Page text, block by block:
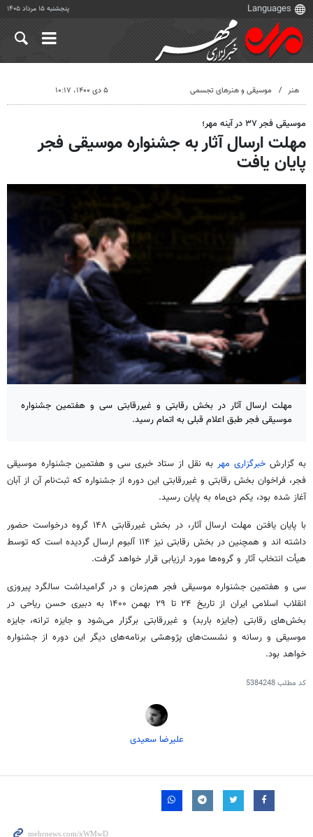
پنجشنبه ۱۵ مرداد ۱۴۰۵
هنر موسیقی و هنرهای تجسمی ۵ دی ۱۴۰۰، ۱۰:۱۷
موسیقی فجر ۳۷ در آینه مهر؛
مهلت ارسال آثار به جشنواره موسیقی فجر
پایان یافت
مهلت ارسال آثار در بخش رقابتی و غیررقابتی سی و هفتمین جشنواره
موسیقی فجر طبق اعلام قبلی به اتمام رسید.
به گزارش خبرگزاری مهر به نقل از ستاد خبری سی و هفتمین جشنواره موسیقی
فجر، فراخوان بخش رقابتی و غیررقابتی این دوره از جشنواره که ثبت‌نام آن از آبان
آغاز شده بود، یکم دی‌ماه به پایان رسید.
با پایان یافتن مهلت ارسال آثار، در بخش غیررقابتی ۱۴۸ گروه درخواست حضور
داشته اند
و همچنین در بخش رقابتی نیز ۱۱۴ آلبوم ارسال گردیده است که توسط
هیأت انتخاب آثار و گروه‌ها مورد ارزیابی قرار خواهد گرفت.
سی و هفتمین جشنواره موسیقی فجر هم‌زمان و در گرامیداشت سالگرد پیروزی
انقلاب اسلامی ایران از تاریخ ۲۴ تا ۲۹ بهمن ۱۴۰۰ به دبیری حسن ریاحی در
بخش‌های رقابتی (جایزه باربد) و غیررقابتی برگزار می‌شود و جایزه ترانه، جایزه
موسیقی و رسانه و نشست‌های پژوهشی برنامه‌های دیگر این دوره از جشنواره
خواهد بود.
کد مطلب5384248
علیرضا سعیدی